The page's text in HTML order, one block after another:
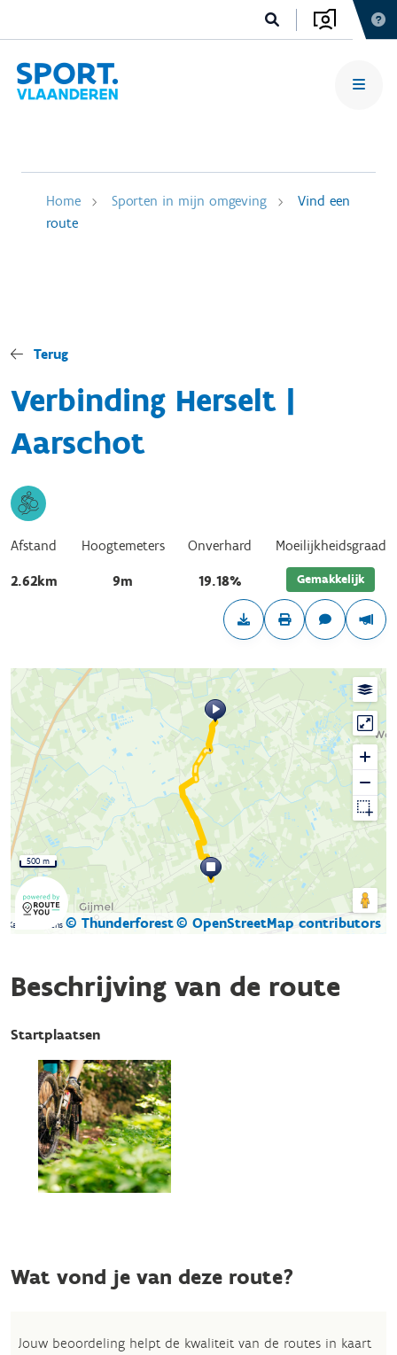
Home Sporten in mijn omgeving
Vind een
route
Terug
Verbinding Herselt |
Aarschot
Afstand
2.62km
Hoogtemeters
9m
Onverhard
19.18%
Moeilijkheidsgraad
Gemakkelijk
Kaartgegevens © Thunderforest© OpenStreetMap contributors
500 m
Beschrijving van de route
Startplaatsen
Wat vond je van deze route?
Jouw beoordeling helpt de kwaliteit van de routes in kaart